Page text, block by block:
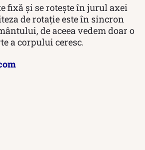
fixă și se rotește în jurul axei
de rotație este în sincron
de aceea vedem doar o
a corpului ceresc.